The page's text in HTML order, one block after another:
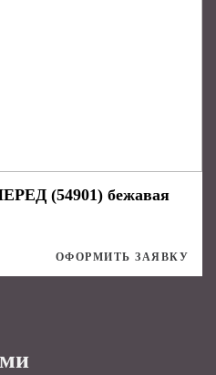
(54901) бежавая
ОФОРМИТЬ ЗАЯВКУ